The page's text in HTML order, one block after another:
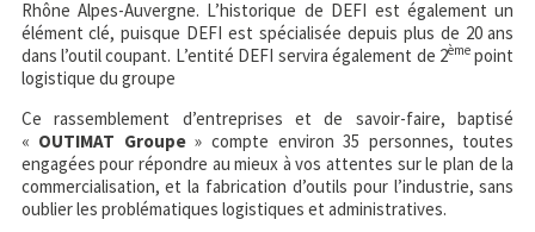
Rhône Alpes-Auvergne. L’historique de DEFI est également un
élément clé, puisque DEFI est spécialisée depuis plus de 20 ans
dans l’outil coupant. L’entité DEFI servira également de 2ème point
logistique du groupe
Ce rassemblement d’entreprises et de savoir-faire, baptisé
« OUTIMAT Groupe» compte environ 35 personnes, toutes
engagées pour répondre au mieux à vos attentes sur le plan de la
commercialisation, et la fabrication d’outils pour l’industrie, sans
oublier les problématiques logistiques et administratives.